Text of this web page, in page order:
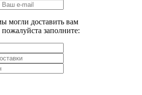
могли доставить вам
заполните: